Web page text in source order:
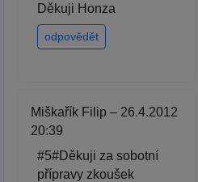
Děkuji Honza
odpovědět
Miškařík Filip – 26.4.2012
20:39
#5#Děkuji za sobotní
přípravy zkoušek